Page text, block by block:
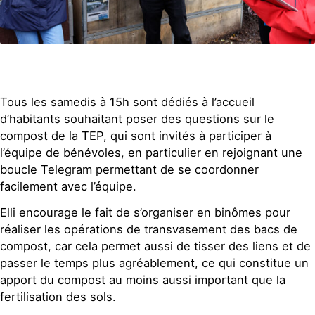
Tous les samedis à 15h sont dédiés à l’accueil
d’habitants souhaitant poser des questions sur le
compost de la TEP, qui sont invités à participer à
l’équipe de bénévoles, en particulier en rejoignant une
boucle Telegram permettant de se coordonner
facilement avec l’équipe.
Elli encourage le fait de s’organiser en binômes pour
réaliser les opérations de transvasement des bacs de
compost, car cela permet aussi de tisser des liens et de
passer le temps plus agréablement, ce qui constitue un
apport du compost au moins aussi important que la
fertilisation des sols.